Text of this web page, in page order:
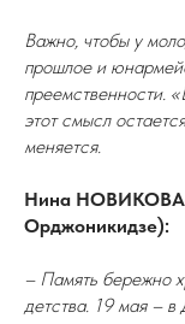
Важно, чтобы у
прошлое и
преемственности.
этот смысл
меняется.
Нина НОВИКОВА,
Орджоникидзе):
– Память бережно
детства. 19 мая –